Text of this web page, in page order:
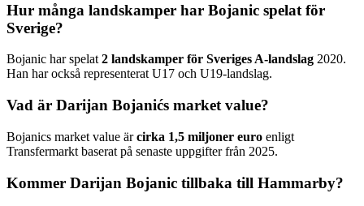
Hur många landskamper har Bojanic spelat för
Sverige?
Bojanic har spelat 2 landskamper för Sveriges A-landslag 2020.
Han har också representerat U17 och U19-landslag.
Vad är Darijan Bojanićs market value?
Bojanics market value ärcirka 1,5 miljoner euro enligt
Transfermarkt baserat på senaste uppgifter från 2025.
Kommer Darijan Bojanic tillbaka till Hammarby?